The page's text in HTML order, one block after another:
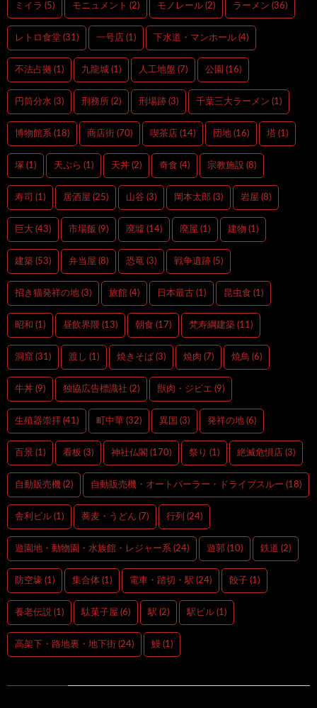
ミイラ (5) モニュメント (2) モノレール (2) ラーメン (36)
レトロ食堂 (31) 一号店 (1) 下水道・マンホール (4)
不法占拠 (1) 九龍城 (1) 人工地盤 (7) 公園 (16)
円筒分水 (3) 刑務所 (2) 刑場跡 (3) 千葉三大ラーメン (1)
博物館系 (18) 商店街 (70) 喫茶店 (14) 団地 (16) 塔 (1)
塚 (1) 天ぷら (1) 天丼 (2) 奇食 (4) 宗教施設 (8)
寿司 (1) 居酒屋 (25) 山谷 (3) 岡本太郎 (3) 岩屋 (8)
巨大 (43) 市場飯 (9) 廃墟 (14) 廃屋 (1) 建物 (1)
建築 (53) 弁当屋 (8) 恐竜 (3) 戦争遺跡 (5)
招き猫発祥の地 (3) 旅館 (4) 日本最古 (1) 昆虫食 (1)
昭和 (1) 昼飲界隈 (13) 朝食 (17) 梵寿綱建築 (11)
洞窟 (31) 渡し (1) 焼きそば (3) 焼肉 (7) 焼鳥 (6)
牛丼 (9) 独協広告標識社 (2) 獣肉・ジビエ (9)
生殖器崇拝 (41) 町中華 (32) 異国 (3) 発祥の地 (6)
百景 (1) 看板 (3) 神社仏閣 (170) 祭り (1) 絶滅危惧店 (3)
自動販売機 (2) 自動販売機・オートパーラー・ドライブスルー (18)
舎利ビル (1) 蕎麦・うどん (7) 行列 (24)
遊園地・動物園・水族館・レジャー系 (24) 遊郭 (10) 鉄道 (2)
防空壕 (1) 集合体 (1) 電車・踏切・駅 (24) 餃子 (1)
養老伝説 (1) 駄菓子屋 (6) 駅 (2) 駅ビル (1)
高架下・路地裏・地下街 (24) 鰻 (1)